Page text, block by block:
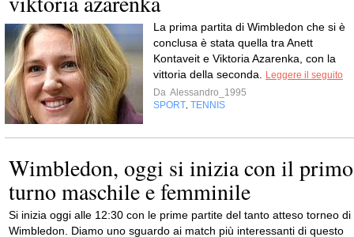
La prima partita di Wimbledon che si è
conclusa è stata quella tra Anett
Kontaveit e Viktoria Azarenka, con la
vittoria della seconda.
Leggere il seguito
Da Alessandro_1995
SPORT TENNIS
Wimbledon, oggi si inizia con il primo
turno maschile e femminile
Si inizia oggi alle 12:30 con le prime partite del tanto atteso torneo di
Wimbledon. Diamo uno sguardo ai match più interessanti di questo